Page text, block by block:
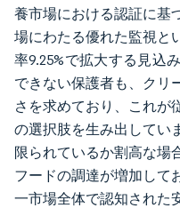
養市場における認証に基
場にわたる優れた監視と
率9.25%で拡大する見込
できない保護者も、クリ
さを求めており、これが
の選択肢を生み出してい
限られているか割高な場
フードの調達が増加して
一市場全体で認知された